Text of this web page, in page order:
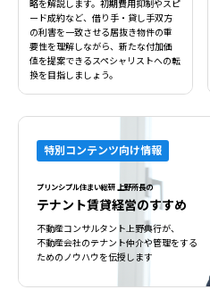
略を解説します。初期費用抑制やスピ
ード成約など、借り手・貸し手双方
の利害を一致させる居抜き物件の重
要性を理解しながら、新たな付加価
値を提案できるスペシャリストへの転
換を目指しましょう。
特別コンテンツ向け情報
プリンシプル住まい総研 上野所長の
テナント賃貸経営のすすめ
不動産コンサルタント上野典行が、
不動産会社のテナント仲介や管理をする
ためのノウハウを伝授します